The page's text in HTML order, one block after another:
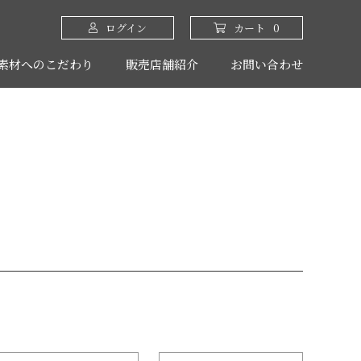
ログイン カート 0
材へのこだわり 販売店舗紹介 お問い合わせ